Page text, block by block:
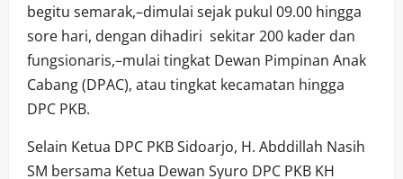
begitu semarak,–dimulai sejak pukul 09.00 hingga
sore hari, dengan dihadiri sekitar 200 kader dan
fungsionaris,–mulai tingkat Dewan Pimpinan Anak
Cabang (DPAC), atau tingkat kecamatan hingga
DPC PKB.
Selain Ketua DPC PKB Sidoarjo, H. Abddillah Nasih
SM bersama Ketua Dewan Syuro DPC PKB KH